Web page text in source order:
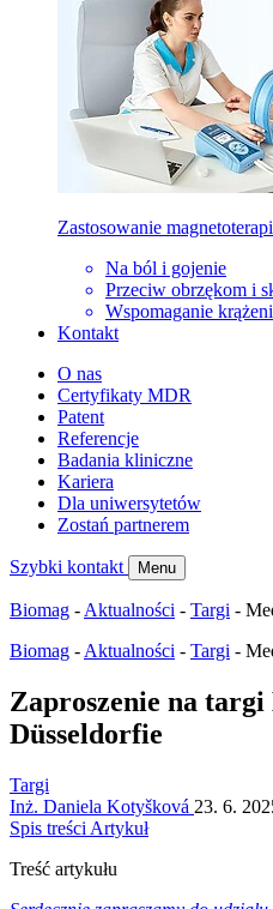
Zastosowanie
Na ból i gojenie
Przeciw obrzękom i
Wspomaganie
Kontakt
O nas
Certyfikaty MDR
Patent
Referencje
Badania kliniczne
Kariera
Dla uniwersytetów
Zostań partnerem
Szybki kontakt Menu
Biomag - Aktualności - Targi -
Biomag - Aktualności - Targi -
Zaproszenie na
Düsseldorfie
Targi
Inż. Daniela Kotyšková 23. 6.
Spis treści Artykuł
Treść artykułu